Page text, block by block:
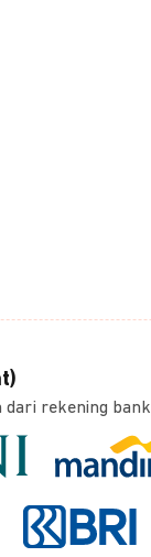
dari rekening bank